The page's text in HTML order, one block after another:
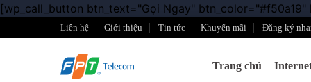
[wp_call_button btn_text="Gọi Ngay" btn_color="#f50a19"
Liên hệ Giới thiệu Tin tức Khuyến mãi Đăng ký
Trang chủ